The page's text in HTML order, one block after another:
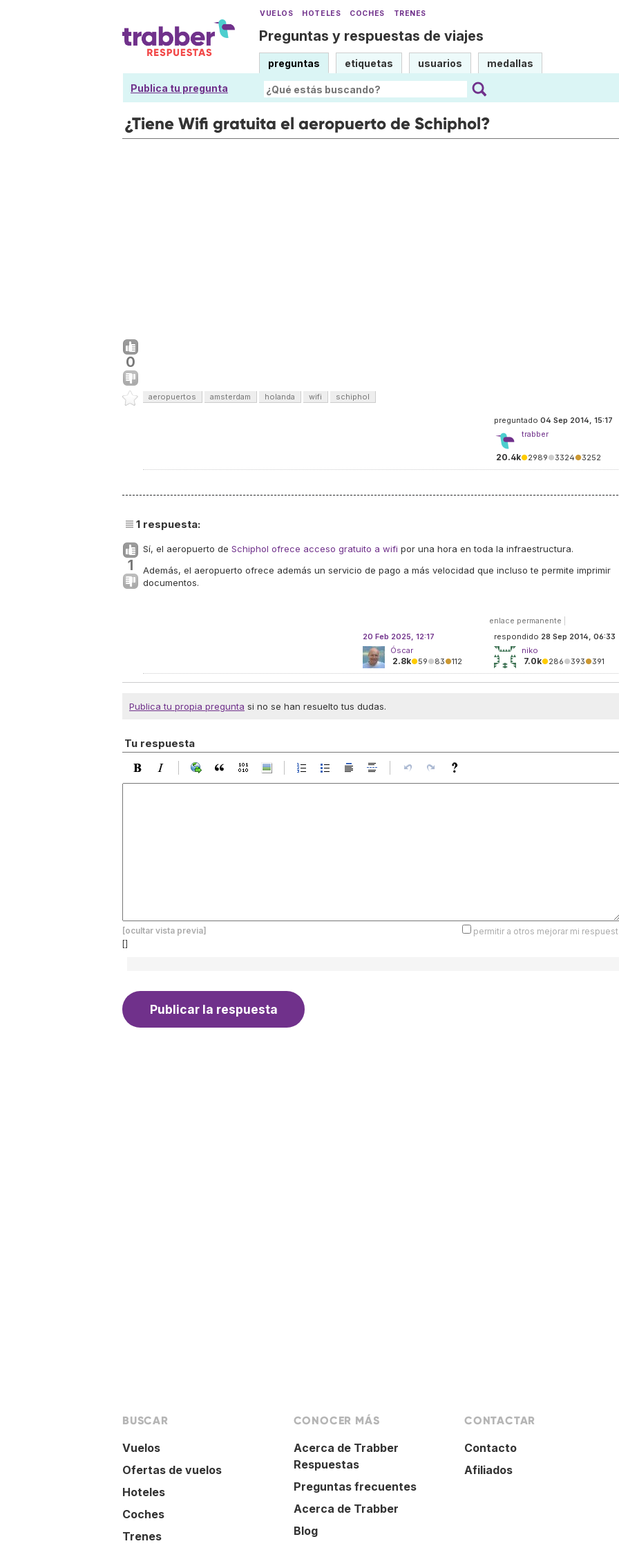
VUELOS HOTELES COCHES TRENES
Preguntas y respuestas de viajes
preguntas etiquetas usuarios medallas
Publica tu pregunta
¿Tiene Wifi gratuita el aeropuerto de Schiphol?
0
aeropuertos amsterdam holanda wifi schiphol
preguntado 04 Sep 2014, 15:17
trabber
20.4k●2989●3324●3252
1 respuesta:
1
Sí, el aeropuerto de Schiphol ofrece acceso gratuito a wifi por una hora en toda la infraestructura.
Además, el aeropuerto ofrece además un servicio de pago a más velocidad que incluso te permite imprimir
documentos.
enlace permanente
respondido 28 Sep 2014, 06:33
niko
7.0k●286●393●391
20 Feb 2025, 12:17
Óscar
2.8k●59●83●112
Publica tu propia pregunta si no se han resuelto tus dudas.
Tu respuesta
[ocultar vista previa]
permitir a otros mejorar mi
[]
BUSCAR
Vuelos
Ofertas de vuelos
Hoteles
Coches
Trenes
CONOCER MÁS
Acerca de Trabber
Respuestas
Preguntas frecuentes
Acerca de Trabber
Blog
CONTACTAR
Contacto
Afiliados